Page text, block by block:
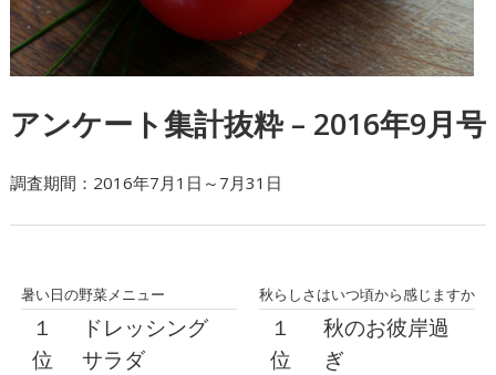
アンケート集計抜粋 – 2016年9月号
調査期間：2016年7月1日～7月31日
暑い日の野菜メニュー
１
位
ドレッシング
サラダ
秋らしさはいつ頃から感じますか
１
位
秋のお彼岸過
ぎ